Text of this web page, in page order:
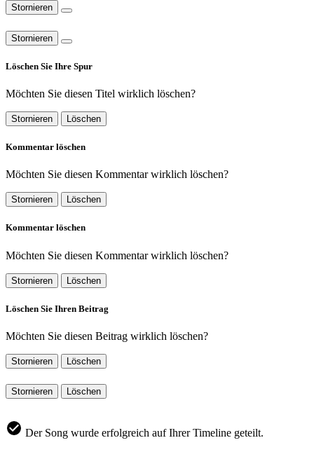
Stornieren
Stornieren
Löschen Sie Ihre Spur
Möchten Sie diesen Titel wirklich löschen?
Stornieren Löschen
Kommentar löschen
Möchten Sie diesen Kommentar wirklich löschen?
Stornieren Löschen
Kommentar löschen
Möchten Sie diesen Kommentar wirklich löschen?
Stornieren Löschen
Löschen Sie Ihren Beitrag
Möchten Sie diesen Beitrag wirklich löschen?
Stornieren Löschen
Stornieren Löschen
Der Song wurde erfolgreich auf Ihrer Timeline geteilt.